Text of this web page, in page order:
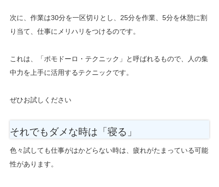
次に、作業は30分を一区切りとし、25分を作業、5分を休憩に割
り当て、仕事にメリハリをつけるのです。
これは、「ポモドーロ・テクニック」と呼ばれるもので、人の集
中力を上手に活用するテクニックです。
ぜひお試しください
それでもダメな時は「寝る」
色々試しても仕事がはかどらない時は、疲れがたまっている可能
性があります。